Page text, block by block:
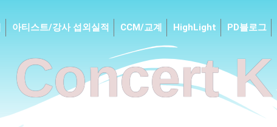
Concert K
아티스트/강사 섭외실적 CCM/교계 HighLight PD블로그